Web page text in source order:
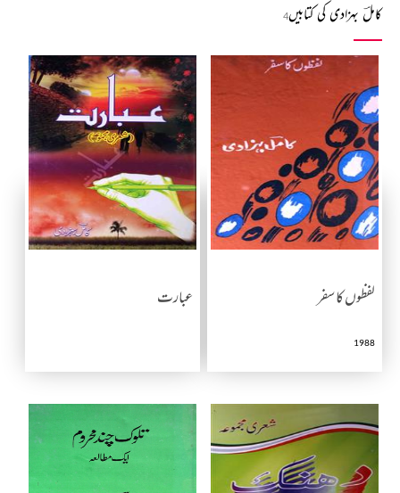
کاملؔ بہزادی کی کتابیں4
لفظوں کا سفر
1988
عبارت